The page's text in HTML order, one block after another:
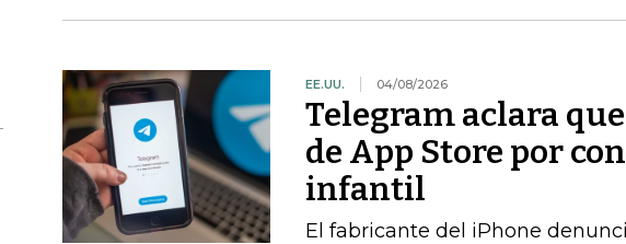
EE.UU. 04/08/2026
Telegram aclara
de App Store por
infantil
El fabricante del iPhone